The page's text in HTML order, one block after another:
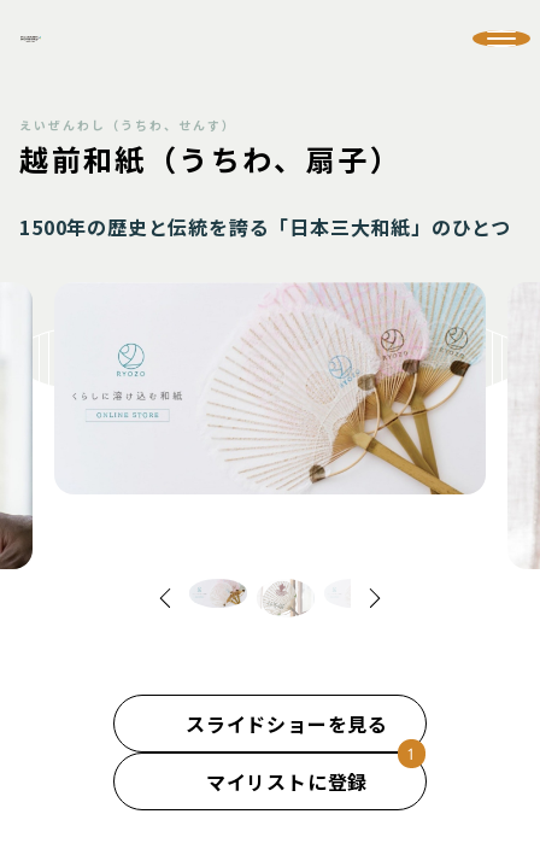
越前和紙（うちわ、扇子）
1500年の歴史と伝統を誇る「日本三大和紙」のひとつ
スライドショーを見る
マイリストに登録